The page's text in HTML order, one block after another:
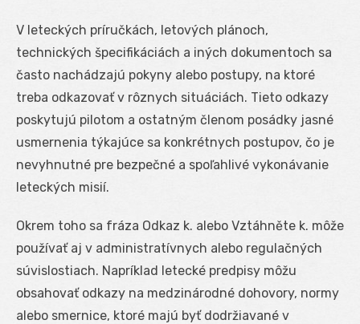
V leteckých príručkách, letových plánoch,
technických špecifikáciách a iných dokumentoch sa
často nachádzajú pokyny alebo postupy, na ktoré
treba odkazovať v rôznych situáciách. Tieto odkazy
poskytujú pilotom a ostatným členom posádky jasné
usmernenia týkajúce sa konkrétnych postupov, čo je
nevyhnutné pre bezpečné a spoľahlivé vykonávanie
leteckých misií.
Okrem toho sa fráza Odkaz k. alebo Vztáhněte k. môže
používať aj v administratívnych alebo regulačných
súvislostiach. Napríklad letecké predpisy môžu
obsahovať odkazy na medzinárodné dohovory, normy
alebo smernice, ktoré majú byť dodržiavané v